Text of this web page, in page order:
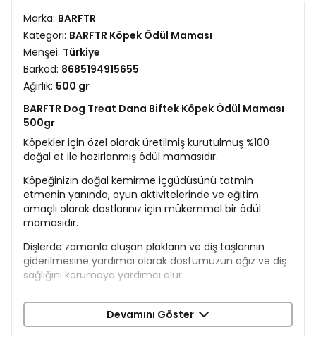
Marka: BARFTR
Kategori: BARFTR Köpek Ödül Maması
Menşei: Türkiye
Barkod: 8685194915655
Ağırlık: 500 gr
BARFTR Dog Treat Dana Biftek Köpek Ödül Maması
500gr
Köpekler için özel olarak üretilmiş kurutulmuş %100
doğal et ile hazırlanmış ödül mamasıdır.
Köpeğinizin doğal kemirme içgüdüsünü tatmin
etmenin yanında, oyun aktivitelerinde ve eğitim
amaçlı olarak dostlarınız için mükemmel bir ödül
mamasıdır.
Dişlerde zamanla oluşan plakların ve diş taşlarının
giderilmesine yardımcı olarak dostumuzun ağız ve diş
sağlığını korumaya yardımcı olur.
Doğal yapısı gereği sindirim sistemini rahatlatır.
Aynı zamanda eğitim esnasında cezbedici bir ödül
Devamını Göster